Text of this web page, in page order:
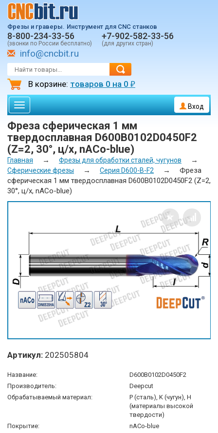
Фрезы и граверы. Инструмент для CNC станков
8-800-234-33-56
(звонки по России бесплатно)
+7-902-582-33-56
(для других стран)
info@cncbit.ru
В корзине: товаров 0 на 0 ₽
Toggle
navigation
Вход
Фреза сферическая 1 мм
твердосплавная D600B0102D0450F2
(Z=2, 30°, ц/х, nACo-blue)
Главная → Фрезы для обработки сталей, чугунов →
Сферические фрезы → Серия D600-B-F2 →
Фреза
сферическая 1 мм твердосплавная D600B0102D0450F2 (Z=2,
30°, ц/х, nACo-blue)
Артикул: 202505804
Название:
D600B0102D0450F2
Производитель:
Deepcut
Обрабатываемый материал:
P (сталь), K (чугун), H
(материалы высокой
твердости)
Покрытие:
nACo-blue